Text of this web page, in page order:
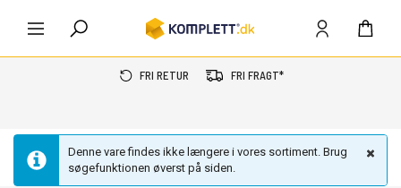
FRI RETUR FRI FRAGT*
Denne vare findes ikke længere i vores sortiment. Brug
søgefunktionen øverst på siden.